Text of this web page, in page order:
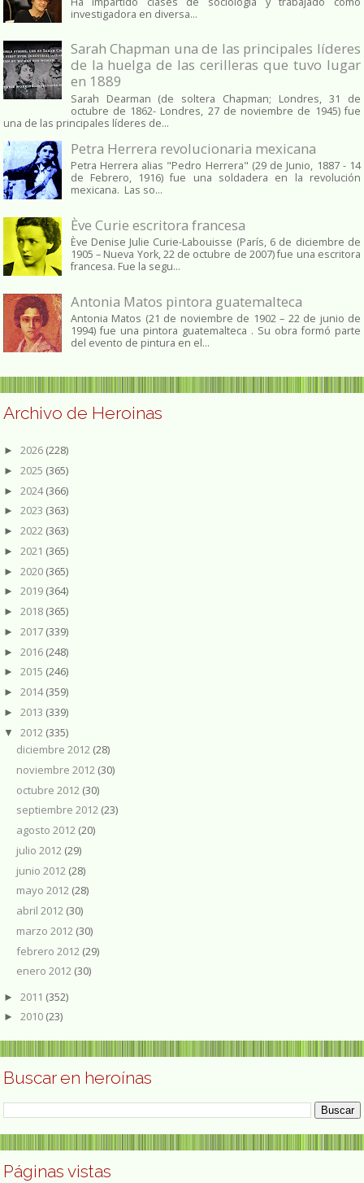
investigadora en diversa...
Sarah Chapman una de las principales líderes
de la huelga de las cerilleras que tuvo lugar
en 1889
Sarah Dearman (de soltera Chapman; Londres, 31 de
octubre de 1862​- Londres, 27 de noviembre de 1945)​ fue
una de las principales líderes de...
Petra Herrera revolucionaria mexicana
Petra Herrera alias "Pedro Herrera" (29 de Junio, 1887 - 14
de Febrero, 1916) fue una soldadera en la revolución
mexicana. Las so...
Ève Curie escritora francesa
Ève Denise Julie Curie-Labouisse (París, 6 de diciembre de
1905 – Nueva York, 22 de octubre de 2007) fue una escritora
francesa. Fue la segu...
Antonia Matos pintora guatemalteca
Antonia Matos (21 de noviembre de 1902 – 22 de junio de
1994) fue una pintora guatemalteca . Su obra formó parte
del evento de pintura en el...
Archivo de Heroinas
► 2026 (228)
► 2025 (365)
► 2024(366)
► 2023 (363)
► 2022 (363)
► 2021 (365)
► 2020 (365)
► 2019 (364)
► 2018 (365)
► 2017 (339)
► 2016 (248)
► 2015 (246)
► 2014(359)
► 2013 (339)
▼ 2012 (335)
diciembre 2012 (28)
noviembre 2012 (30)
octubre 2012 (30)
septiembre 2012 (23)
agosto 2012 (20)
julio 2012 (29)
junio 2012 (28)
mayo 2012 (28)
abril 2012 (30)
marzo 2012 (30)
febrero 2012 (29)
enero 2012 (30)
► 2011 (352)
► 2010 (23)
Buscar en heroínas
Páginas vistas